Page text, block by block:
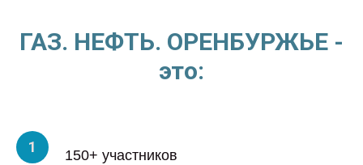
ГАЗ. НЕФТЬ. ОРЕНБУРЖЬЕ -
это:
150+ участников